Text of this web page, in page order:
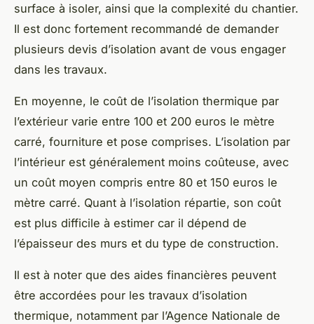
surface à isoler, ainsi que la complexité du chantier.
Il est donc fortement recommandé de demander
plusieurs devis d’isolation avant de vous engager
dans les travaux.
En moyenne, le coût de l’isolation thermique par
l’extérieur varie entre 100 et 200 euros le mètre
carré, fourniture et pose comprises. L’isolation par
l’intérieur est généralement moins coûteuse, avec
un coût moyen compris entre 80 et 150 euros le
mètre carré. Quant à l’isolation répartie, son coût
est plus difficile à estimer car il dépend de
l’épaisseur des murs et du type de construction.
Il est à noter que des aides financières peuvent
être accordées pour les travaux d’isolation
thermique, notamment par l’Agence Nationale de